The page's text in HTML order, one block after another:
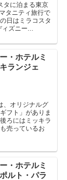
タに泊まる東京
タニティ旅行で
日はミラコスタ
ズニー...
・ホテルミ
ランジェ
、オリジナルグ
フト」がありま
ろにはミッキラ
売っているお
・ホテルミ
ルト・パラ